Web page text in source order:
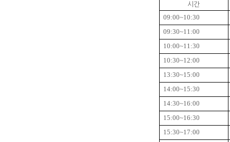
시간
09:00~10:30
09:30~11:00
10:00~11:30
10:30~12:00
13:30~15:00
14:00~15:30
14:30~16:00
15:00~16:30
15:30~17:00